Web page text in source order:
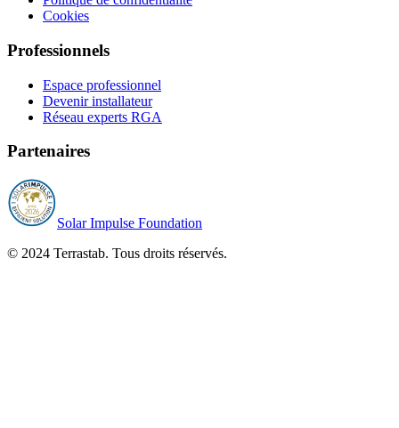
Cookies
Professionnels
Espace professionnel
Devenir installateur
Réseau experts RGA
Partenaires
Solar Impulse Foundation
© 2024 Terrastab. Tous droits réservés.